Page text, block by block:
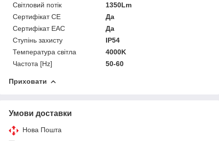
Світловий потік
1350Lm
Сертифікат CE
Да
Сертифікат EAC
Да
Ступінь захисту
IP54
Температура світла
4000K
Частота [Hz]
50-60
Приховати
Умови доставки
Нова Пошта